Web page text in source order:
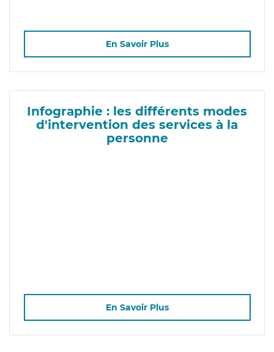
En Savoir Plus
Infographie : les différents modes
d'intervention des services à la
personne
En Savoir Plus